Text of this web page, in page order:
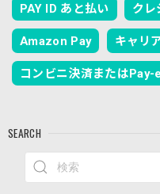
PAY ID あと払い クレ
Amazon Pay キャリ
コンビニ決済またはPay-
SEARCH